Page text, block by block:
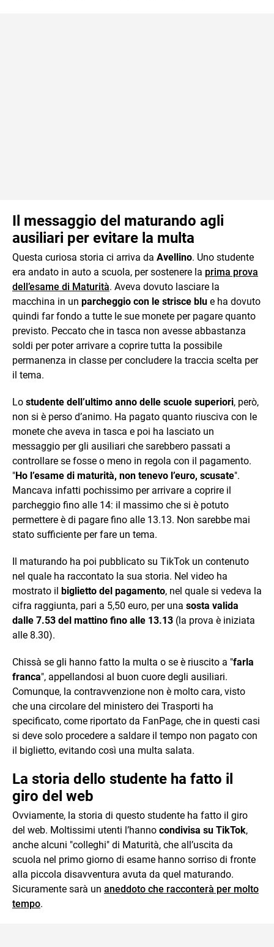
Il messaggio del maturando agli
ausiliari per evitare la multa
Questa curiosa storia ci arriva da Avellino. Uno studente
era andato in auto a scuola, per sostenere la prima prova
dell’esame di Maturità. Aveva dovuto lasciare la
macchina in un parcheggio con le strisce blu e ha dovuto
quindi far fondo a tutte le sue monete per pagare quanto
previsto. Peccato che in tasca non avesse abbastanza
soldi per poter arrivare a coprire tutta la possibile
permanenza in classe per concludere la traccia scelta per
il tema.
Lo studente dell’ultimo anno delle scuole superiori, però,
non si è perso d’animo. Ha pagato quanto riusciva con le
monete che aveva in tasca e poi ha lasciato un
messaggio per gli ausiliari che sarebbero passati a
controllare se fosse o meno in regola con il pagamento.
"Ho l’esame di maturità, non tenevo l’euro, scusate".
Mancava infatti pochissimo per arrivare a coprire il
parcheggio fino alle 14: il massimo che si è potuto
permettere è di pagare fino alle 13.13. Non sarebbe mai
stato sufficiente per fare un tema.
Il maturando ha poi pubblicato su TikTok un contenuto
nel quale ha raccontato la sua storia. Nel video ha
mostrato il biglietto del pagamento, nel quale si vedeva la
cifra raggiunta, pari a 5,50 euro, per una sosta valida
dalle 7.53 del mattino fino alle 13.13 (la prova è iniziata
alle 8.30).
Chissà se gli hanno fatto la multa o se è riuscito a "farla
franca", appellandosi al buon cuore degli ausiliari.
Comunque, la contravvenzione non è molto cara, visto
che una circolare del ministero dei Trasporti ha
specificato, come riportato da FanPage, che in questi casi
si deve solo procedere a saldare il tempo non pagato con
il biglietto, evitando così una multa salata.
La storia dello studente ha fatto il
giro del web
Ovviamente, la storia di questo studente ha fatto il giro
del web. Moltissimi utenti l’hanno condivisa su TikTok,
anche alcuni "colleghi" di Maturità, che all’uscita da
scuola nel primo giorno di esame hanno sorriso di fronte
alla piccola disavventura avuta da quel maturando.
Sicuramente sarà un aneddoto che racconterà per molto
tempo.